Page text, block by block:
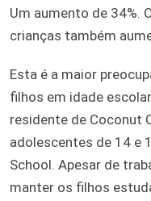
Um aumento de 34%.
crianças também
Esta é a maior
filhos em idade
residente de Coconut
adolescentes de 14 e
School. Apesar de
manter os filhos